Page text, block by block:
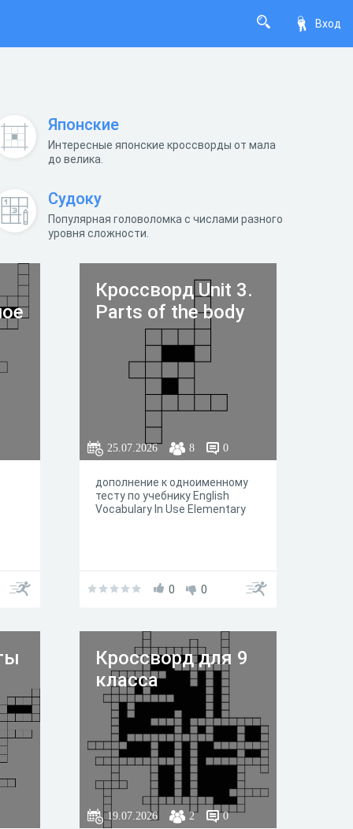
Вход
Японские
Интересные японские кроссворды от мала
до велика.
Судоку
Популярная головоломка с числами разного
уровня сложности.
Кроссворд Unit 3.
Parts of the body
25.07.2026 8 0
дополнение к одноименному
тесту по учебнику English
Vocabulary In Use Elementary
0 0
Кроссворд для 9
класса
19.07.2026 2 0